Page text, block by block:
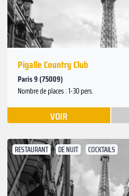
Pigalle Country Club
Paris 9 (75009)
Nombre de places : 1-30 pers.
VOIR
RESTAURANT DE NUIT COCKTAILS